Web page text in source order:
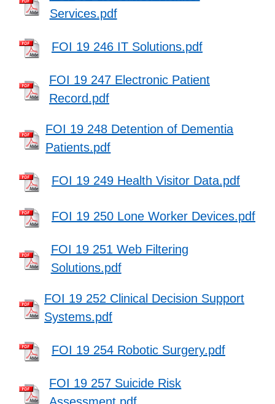
Services.pdf
FOI 19 246 IT Solutions.pdf
FOI 19 247 Electronic Patient
Record.pdf
FOI 19 248 Detention of Dementia
Patients.pdf
FOI 19 249 Health Visitor Data.pdf
FOI 19 250 Lone Worker Devices.pdf
FOI 19 251 Web Filtering
Solutions.pdf
FOI 19 252 Clinical Decision Support
Systems.pdf
FOI 19 254 Robotic Surgery.pdf
FOI 19 257 Suicide Risk